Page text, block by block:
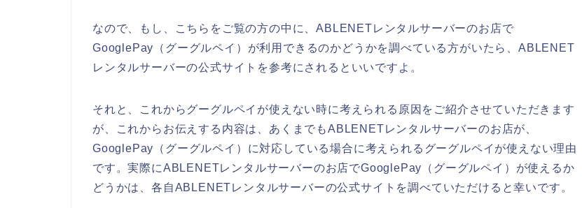
なので、もし、こちらをご覧の方の中に、ABLENETレンタルサーバーのお店で
GooglePay（グーグルペイ）が利用できるのかどうかを調べている方がいたら、ABLENET
レンタルサーバーの公式サイトを参考にされるといいですよ。
それと、これからグーグルペイが使えない時に考えられる原因をご紹介させていただきます
が、これからお伝えする内容は、あくまでもABLENETレンタルサーバーのお店が、
GooglePay（グーグルペイ）に対応している場合に考えられるグーグルペイが使えない理由
です。実際にABLENETレンタルサーバーのお店でGooglePay（グーグルペイ）が使えるか
どうかは、各自ABLENETレンタルサーバーの公式サイトを調べていただけると幸いです。